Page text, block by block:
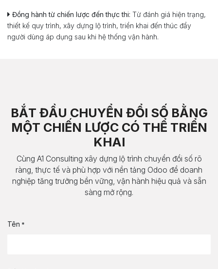
Đồng hành từ chiến lược đến thực thi: Từ đánh giá hiện trạng,
thiết kế quy trình, xây dựng lộ trình, triển khai đến thúc đẩy
người dùng áp dụng sau khi hệ thống vận hành.
BẮT ĐẦU CHUYỂN ĐỔI SỐ BẰNG
MỘT CHIẾN LƯỢC CÓ THỂ TRIỂN
KHAI
Cùng A1 Consulting xây dựng lộ trình chuyển đổi số rõ
ràng, thực tế và phù hợp với nền tảng Odoo để doanh
nghiệp tăng trưởng bền vững, vận hành hiệu quả và sẵn
sàng mở rộng.
Tên *